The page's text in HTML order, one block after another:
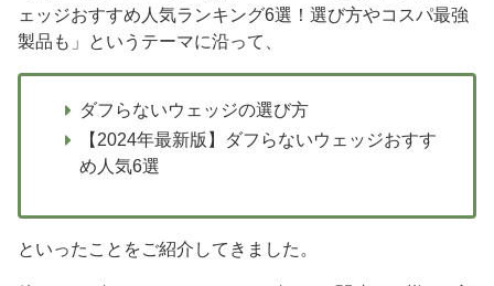
ェッジおすすめ人気ランキング6選！選び方やコスパ最強
製品も」というテーマに沿って、
ダフらないウェッジの選び方
【2024年最新版】ダフらないウェッジおすす
め人気6選
といったことをご紹介してきました。